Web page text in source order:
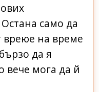
само да
вреюе на време
да я
вече мога да й